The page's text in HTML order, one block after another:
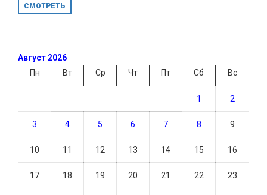
СМОТРЕТЬ
Август 2026
Пн
Вт Ср Чт Пт Сб Вс
1 2
3 4 5 6 7 8 9
10 11 12 13 14 15 16
17 18 19 20 21 22 23